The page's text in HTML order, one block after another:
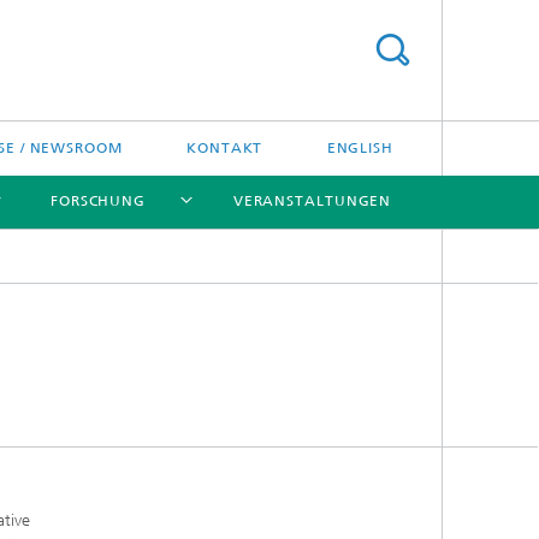
/ NEWSROOM KONTAKT ENGLISH
Fraunhofer-Preisverleihung
FORSCHUNG VERANSTALTUNGEN